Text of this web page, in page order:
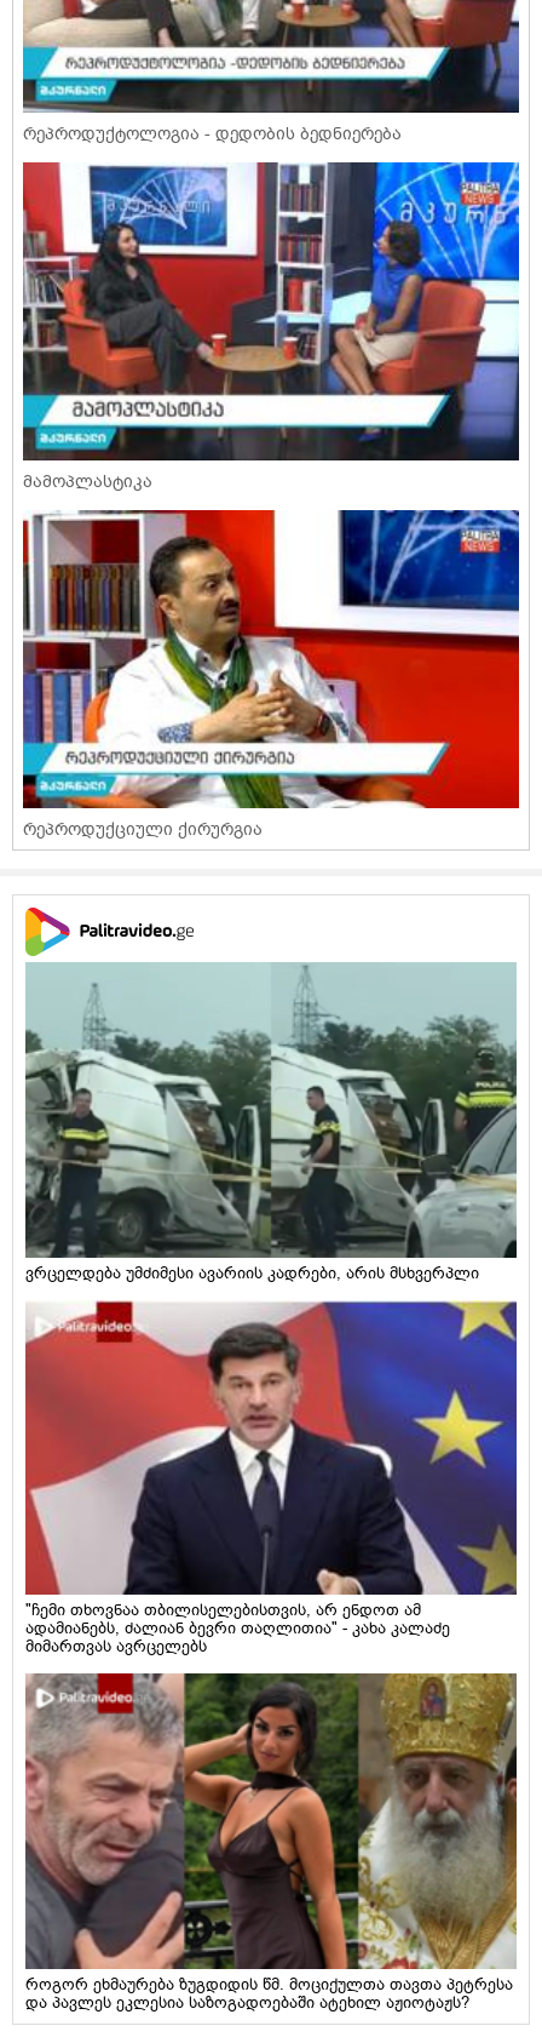
რეპროდუქტოლოგია - დედობის ბედნიერება
მამოპლასტიკა
რეპროდუქციული ქირურგია
ვრცელდება უმძიმესი ავარიის კადრები, არის მსხვერპლი
"ჩემი თხოვნაა თბილისელებისთვის, არ ენდოთ ამ
ადამიანებს, ძალიან ბევრი თაღლითია" - კახა კალაძე
მიმართვას ავრცელებს
როგორ ეხმაურება ზუგდიდის წმ. მოციქულთა თავთა პეტრესა
და პავლეს ეკლესია საზოგადოებაში ატეხილ აჟიოტაჟს?